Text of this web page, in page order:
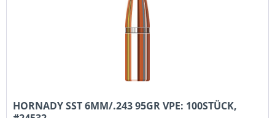
HORNADY SST 6MM/.243 95GR VPE: 100STÜCK,